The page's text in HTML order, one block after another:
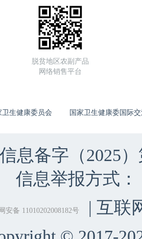
脱贫地区农副产品
网络销售平台
卫生健康委员会 国家卫生健康委国际
息备字（2025
信息举报方式：
安备 11010202008182号
| 互联